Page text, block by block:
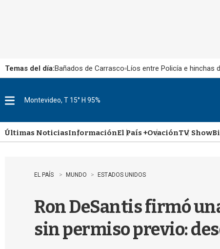
Temas del día:Bañados de Carrasco Líos entre Policía e hinchas
u
Montevideo, T 15° H 95%
Últimas NoticiasInformaciónEl País +OvaciónTV Show
EL PAÍS MUNDO ESTADOS UNIDOS
Ron DeSantis firmó
sin permiso previo: